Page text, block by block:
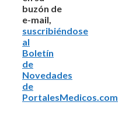
buzón de
e-mail,
suscribiéndose
al
Boletín
de
Novedades
de
PortalesMedicos.com